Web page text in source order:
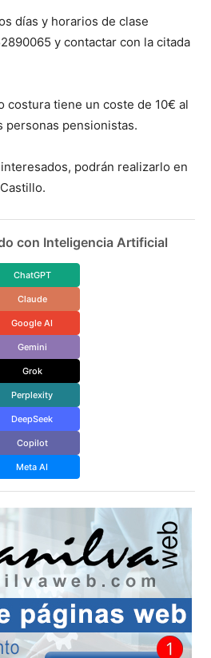
días y horarios de clase
y contactar con la citada
costura tiene un coste de 10€ al
personas pensionistas.
podrán realizarlo en
con Inteligencia Artificial
ChatGPT
Claude
Google AI
Gemini
Grok
Perplexity
DeepSeek
Copilot
Meta AI